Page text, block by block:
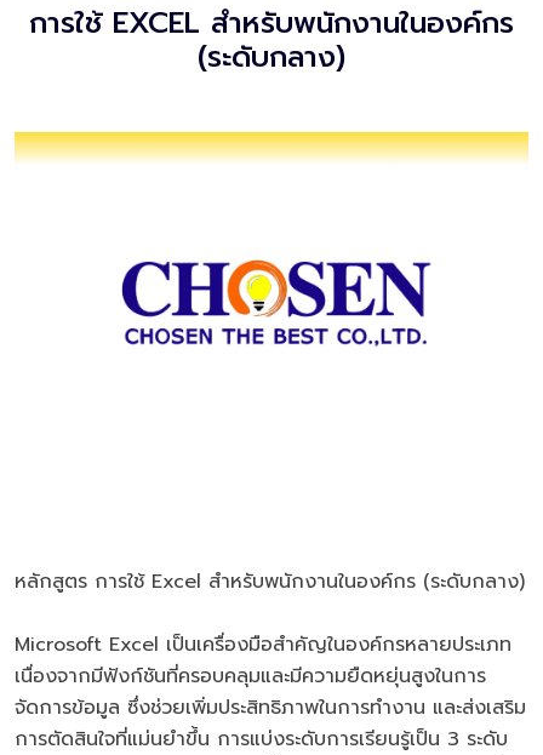
การใช้ EXCEL สำหรับพนักงานในองค์กร
(ระดับกลาง)
หลักสูตร การใช้ Excel สำหรับพนักงานในองค์กร (ระดับกลาง)
Microsoft Excel เป็นเครื่องมือสำคัญในองค์กรหลายประเภท
เนื่องจากมีฟังก์ชันที่ครอบคลุมและมีความยืดหยุ่นสูงในการ
จัดการข้อมูล ซึ่งช่วยเพิ่มประสิทธิภาพในการทำงาน และส่งเสริม
การตัดสินใจที่แม่นยำขึ้น การแบ่งระดับการเรียนรู้เป็น 3 ระดับ